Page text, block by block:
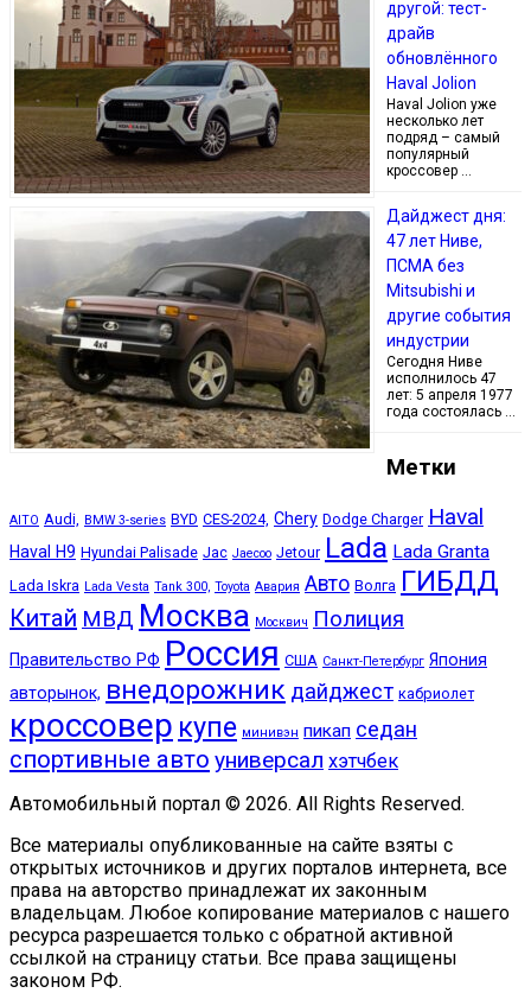
другой: тест-
драйв
обновлённого
Haval Jolion
Haval Jolion уже
несколько лет
подряд – самый
популярный
кроссовер …
Дайджест дня:
47 лет Ниве,
ПСМА без
Mitsubishi и
другие события
индустрии
Сегодня Ниве
исполнилось 47
лет: 5 апреля 1977
года состоялась …
Метки
AITO Audi, BMW 3-series BYD CES-2024, Chery Dodge Charger Haval
Haval H9 Hyundai Palisade Jac Jaecoo Jetour Lada Lada Granta
Lada Iskra Lada Vesta Tank 300, Toyota Авария Авто Волга ГИБДД
Китай МВД Москва Москвич Полиция
Правительство РФ Россия США Санкт-Петербург Япония
авторынок, внедорожник дайджест кабриолет
кроссовер купе минивэн пикап седан
спортивные авто универсал хэтчбек
Автомобильный портал © 2026. All Rights Reserved.
Все материалы опубликованные на сайте взяты с
открытых источников и других порталов интернета, все
права на авторство принадлежат их законным
владельцам. Любое копирование материалов с нашего
ресурса разрешается только с обратной активной
ссылкой на страницу статьи. Все права защищены
законом РФ.